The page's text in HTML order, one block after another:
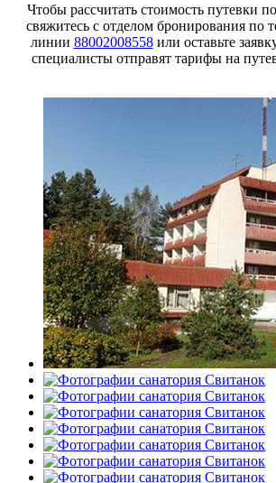
Чтобы рассчитать стоимость путевки
свяжитесь с отделом бронирования по
линии 88002008558или оставьте
специалисты отправят тарифы на